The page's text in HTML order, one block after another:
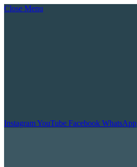
Close Menu
InstagramYouTube Facebook WhatsApp